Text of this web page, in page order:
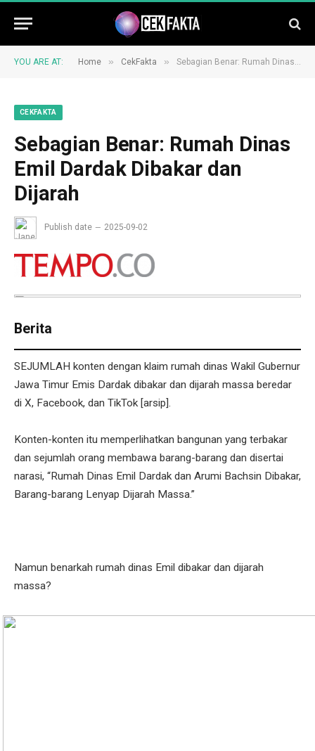
YOU ARE AT: Home » CekFakta » Sebagian Benar: Rumah Dinas Emil Dardak Dibakar dan Dijarah
CEKFAKTA
Sebagian Benar: Rumah Dinas
Emil Dardak Dibakar dan
Dijarah
Publish date 2025-09-02
Berita
SEJUMLAH konten dengan klaim rumah dinas Wakil Gubernur
Jawa Timur Emis Dardak dibakar dan dijarah massa beredar
di X, Facebook, dan TikTok [arsip].
Konten-konten itu memperlihatkan bangunan yang terbakar
dan sejumlah orang membawa barang-barang dan disertai
narasi, “Rumah Dinas Emil Dardak dan Arumi Bachsin Dibakar,
Barang-barang Lenyap Dijarah Massa.”
Namun benarkah rumah dinas Emil dibakar dan dijarah
massa?